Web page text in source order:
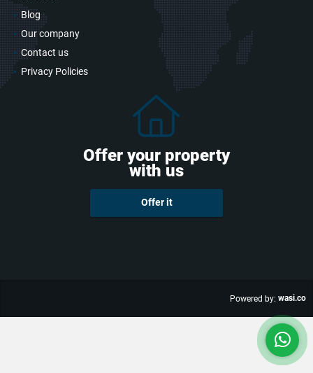
Blog
Our company
Contact us
Privacy Policies
Offer your property
with us
Offer it
Powered by: wasi.co